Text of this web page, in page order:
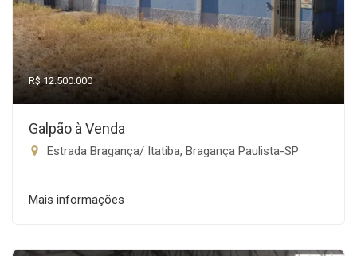
R$ 12.500.000
Galpão à Venda
Estrada Bragança/ Itatiba, Bragança Paulista-SP
Mais informações